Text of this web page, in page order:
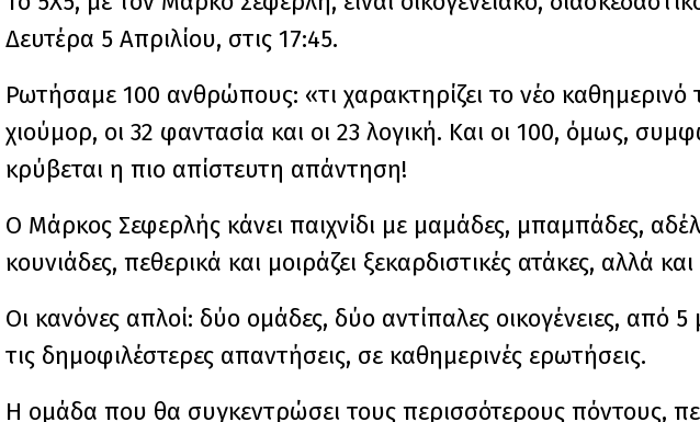
Δευτέρα 5 Απριλίου, στις 17:45.
Ρωτήσαμε 100 ανθρώπους: «τι χαρακτηρίζει το νέο
χιούμορ, οι 32 φαντασία και οι 23 λογική. Και οι 100, όμως,
κρύβεται η πιο απίστευτη απάντηση!
Ο Μάρκος Σεφερλής κάνει παιχνίδι με μαμάδες, μπαμπάδες,
κουνιάδες, πεθερικά και μοιράζει ξεκαρδιστικές ατάκες, αλλά
Οι κανόνες απλοί: δύο ομάδες, δύο αντίπαλες οικογένειες,
τις δημοφιλέστερες απαντήσεις, σε καθημερινές ερωτήσεις.
Η ομάδα που θα συγκεντρώσει τους περισσότερους πόντους,